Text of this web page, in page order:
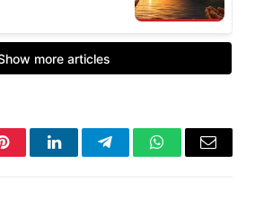
PinterestLinkedInTelegramWhatsApp
Email